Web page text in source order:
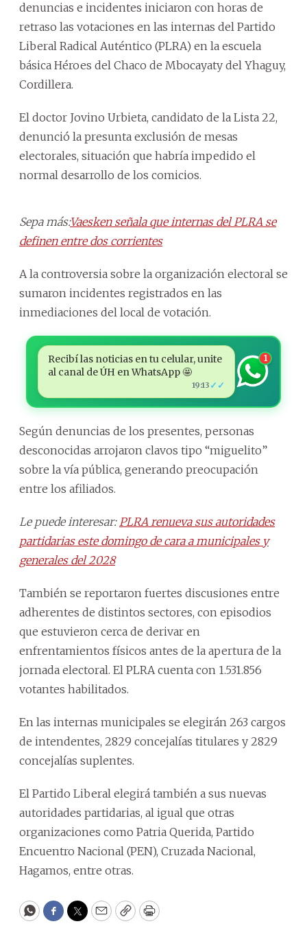
denuncias e incidentes iniciaron con horas de
retraso las votaciones en las internas del Partido
Liberal Radical Auténtico (PLRA) en la escuela
básica Héroes del Chaco de Mbocayaty del Yhaguy,
Cordillera.
El doctor Jovino Urbieta, candidato de la Lista 22,
denunció la presunta exclusión de mesas
electorales, situación que habría impedido el
normal desarrollo de los comicios.
Sepa más:Vaesken señala que internas del PLRA se
definen entre dos corrientes
A la controversia sobre la organización electoral se
sumaron incidentes registrados en las
inmediaciones del local de votación.
Recibí las noticias en tu celular, unite
al canal de ÚH en WhatsApp 🤩
19:13 ✓✓
1
Según denuncias de los presentes, personas
desconocidas arrojaron clavos tipo “miguelito”
sobre la vía pública, generando preocupación
entre los afiliados.
Le puede interesar: PLRA renueva sus autoridades
partidarias este domingo de cara a municipales y
generales del 2028
También se reportaron fuertes discusiones entre
adherentes de distintos sectores, con episodios
que estuvieron cerca de derivar en
enfrentamientos físicos antes de la apertura de la
jornada electoral. El PLRA cuenta con 1.531.856
votantes habilitados.
En las internas municipales se elegirán 263 cargos
de intendentes, 2829 concejalías titulares y 2829
concejalías suplentes.
El Partido Liberal elegirá también a sus nuevas
autoridades partidarias, al igual que otras
organizaciones como Patria Querida, Partido
Encuentro Nacional (PEN), Cruzada Nacional,
Hagamos, entre otras.
WhatsApp
Facebook
Twitter
EmailCopyPrint